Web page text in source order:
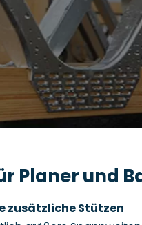
Planer und
zusätzliche Stützen